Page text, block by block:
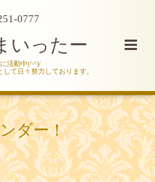
0777
いったー
活動中(^^)/
て日々努力しております。
ダー！